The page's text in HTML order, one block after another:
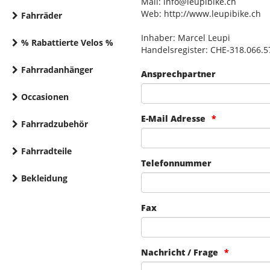
Fahrräder
% Rabattierte Velos %
Fahrradanhänger
Occasionen
Fahrradzubehör
Fahrradteile
Bekleidung
Web: http://www.leupibike.ch
Inhaber: Marcel Leupi
Handelsregister: CHE-
Ansprechpartner
E-Mail Adresse
Telefonnummer
Fax
Nachricht / Frage